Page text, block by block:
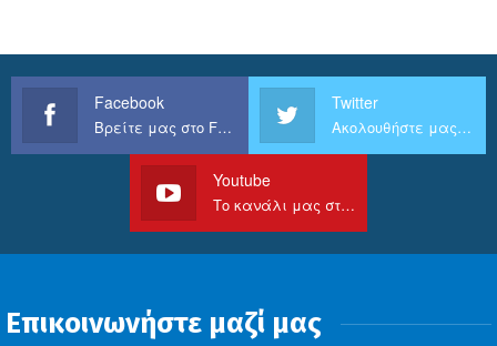
Facebook
Βρείτε μας στο Facebook
Twitter
Ακολουθήστε μας στο Twitter
Youtube
Το κανάλι μας στο Youtube
Επικοινωνήστε μαζί μας